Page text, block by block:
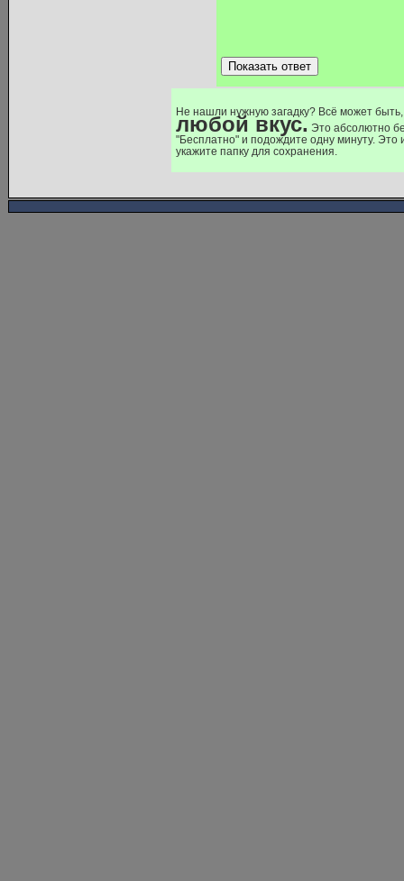
Показать ответ
Не нашли нужную загадку? Всё может
любой вкус. Это абсолютно
"Бесплатно" и подождите одну минуту.
укажите папку для сохранения.